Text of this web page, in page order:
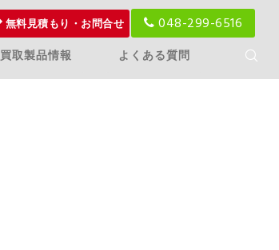
無料見積もり・お問合せ 048-299-6516
買取製品情報 よくある質問